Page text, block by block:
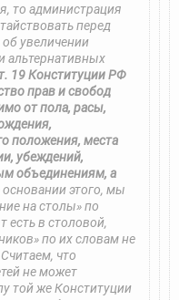
то администрация
перед
увеличении
альтернативных
19 Конституции РФ
прав и свобод
от пола, расы,
положения, места
убеждений,
объединениям, а
этого, мы
на столы» по
есть в столовой,
по их словам не
что
не может
той же Конституции